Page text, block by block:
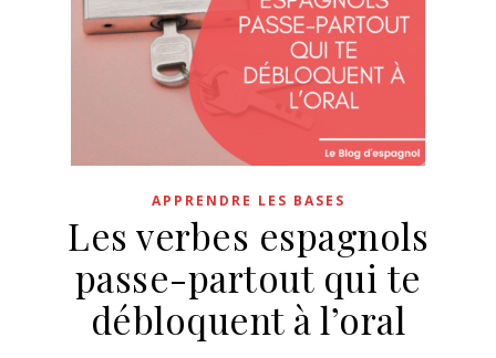
APPRENDRE LES BASES
Les verbes espagnols
passe-partout qui te
débloquent à l’oral